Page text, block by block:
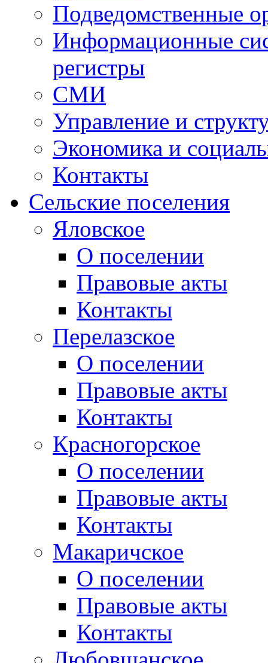
Подведомственные
Информационные
регистры
СМИ
Управление и
Экономика и
Контакты
Сельские поселения
Яловское
О поселении
Правовые акты
Контакты
Перелазское
О поселении
Правовые акты
Контакты
Красногорское
О поселении
Правовые акты
Контакты
Макаричское
О поселении
Правовые акты
Контакты